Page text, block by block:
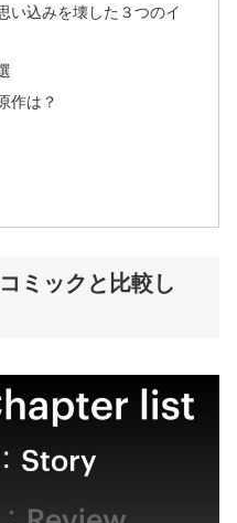
い込みを壊した３つのイ
作は？
ミックと比較し